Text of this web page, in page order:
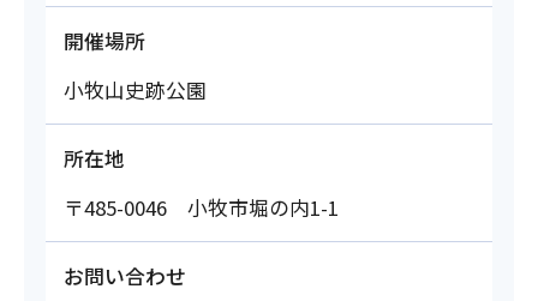
開催場所
小牧山史跡公園
所在地
〒485-0046 小牧市堀の内1-1
お問い合わせ